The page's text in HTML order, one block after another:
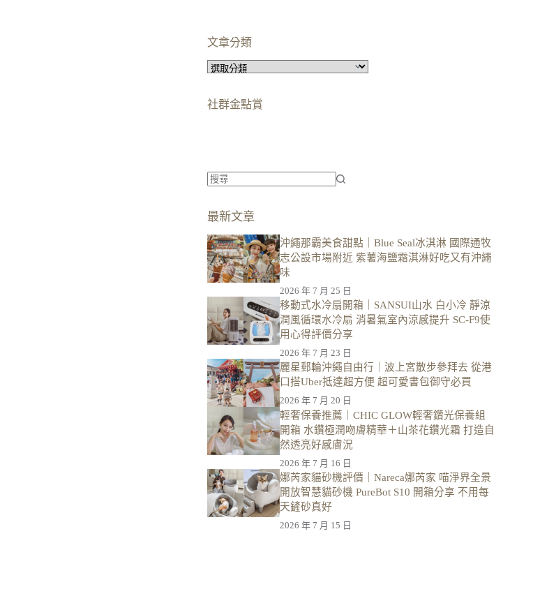
文章分類
文
分
類
社群金點賞
不
符
合
條
件
的
結
果
最新文章
沖繩那霸美食甜點｜Blue Seal冰淇淋 國際通牧
志公設市場附近 紫薯海鹽霜淇淋好吃又有沖繩
味
2026 年 7 月 25 日
移動式水冷扇開箱｜SANSUI山水 白小冷 靜涼
潤風循環水冷扇 消暑氣室內涼感提升 SC-F9使
用心得評價分享
2026 年 7 月 23 日
麗星郵輪沖繩自由行｜波上宮散步參拜去 從港
口搭Uber抵達超方便 超可愛書包御守必買
2026 年 7 月 20 日
輕奢保養推薦｜CHIC GLOW輕奢鑽光保養組
開箱 水鑽極潤吻膚精華＋山茶花鑽光霜 打造自
然透亮好感膚況
2026 年 7 月 16 日
娜芮家貓砂機評價｜Nareca娜芮家 喵淨界全景
開放智慧貓砂機 PureBot S10 開箱分享 不用每
天鏟砂真好
2026 年 7 月 15 日